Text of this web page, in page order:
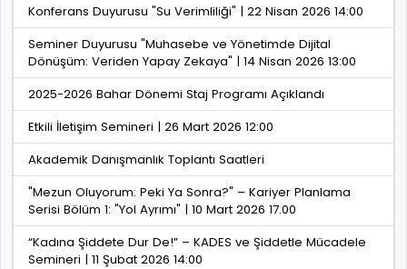
Konferans Duyurusu "Su Verimliliği" | 22 Nisan 2026 14:00
Seminer Duyurusu "Muhasebe ve Yönetimde Dijital
Dönüşüm: Veriden Yapay Zekaya" | 14 Nisan 2026 13:00
2025-2026 Bahar Dönemi Staj Programı Açıklandı
Etkili İletişim Semineri | 26 Mart 2026 12:00
Akademik Danışmanlık Toplantı Saatleri
"Mezun Oluyorum: Peki Ya Sonra?" – Kariyer Planlama
Serisi Bölüm 1: "Yol Ayrımı" | 10 Mart 2026 17.00
“Kadına Şiddete Dur De!” – KADES ve Şiddetle Mücadele
Semineri | 11 Şubat 2026 14:00